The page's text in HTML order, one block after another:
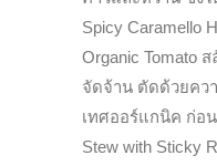
Spicy Caramello
Organic Tomato
จัดจ้าน ตัดด้วยคว
เทศออร์แกนิค ก่อ
Stew with Sticky